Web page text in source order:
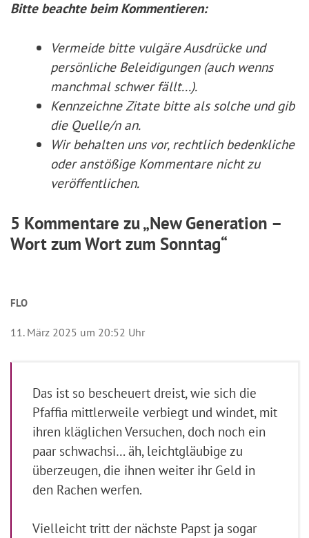
Bitte beachte beim Kommentieren:
Vermeide bitte vulgäre Ausdrücke und
persönliche Beleidigungen (auch wenns
manchmal schwer fällt...).
Kennzeichne Zitate bitte als solche und gib
die Quelle/n an.
Wir behalten uns vor, rechtlich bedenkliche
oder anstößige Kommentare nicht zu
veröffentlichen.
5 Kommentare zu „New Generation –
Wort zum Wort zum Sonntag“
FLO
11. März 2025 um 20:52 Uhr
Das ist so bescheuert dreist, wie sich die
Pfaffia mittlerweile verbiegt und windet, mit
ihren kläglichen Versuchen, doch noch ein
paar schwachsi… äh, leichtgläubige zu
überzeugen, die ihnen weiter ihr Geld in
den Rachen werfen.
Vielleicht tritt der nächste Papst ja sogar